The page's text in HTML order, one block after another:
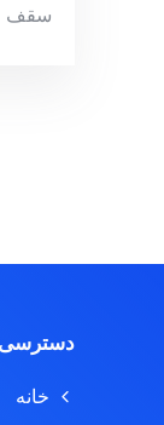
سقف
خانه